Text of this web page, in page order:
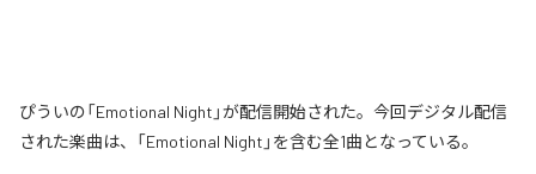
ぴういの「Emotional Night」が配信開始された。今回デジタル配信
された楽曲は、「Emotional Night」を含む全1曲となっている。